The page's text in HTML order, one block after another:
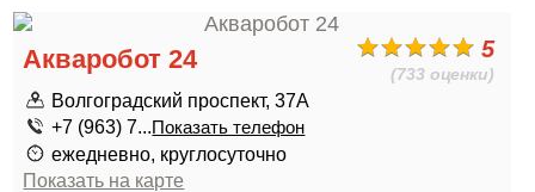
5
(733 оценки)
Акваробот 24
Волгоградский проспект, 37А
+7 (963) 7...Показать телефон
ежедневно, круглосуточно
Показать на карте